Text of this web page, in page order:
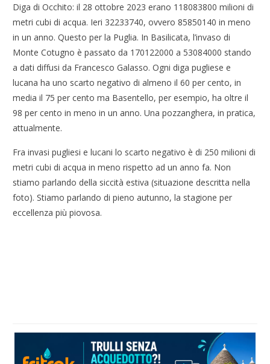
Diga di Occhito: il 28 ottobre 2023 erano 118083800 milioni di
metri cubi di acqua. Ieri 32233740, ovvero 85850140 in meno
in un anno. Questo per la Puglia. In Basilicata, l’invaso di
Monte Cotugno è passato da 170122000 a 53084000 stando
a dati diffusi da Francesco Galasso. Ogni diga pugliese e
lucana ha uno scarto negativo di almeno il 60 per cento, in
media il 75 per cento ma Basentello, per esempio, ha oltre il
98 per cento in meno in un anno. Una pozzanghera, in pratica,
attualmente.
Fra invasi pugliesi e lucani lo scarto negativo è di 250 milioni di
metri cubi di acqua in meno rispetto ad un anno fa. Non
stiamo parlando della siccità estiva (situazione descritta nella
foto). Stiamo parlando di pieno autunno, la stagione per
eccellenza più piovosa.